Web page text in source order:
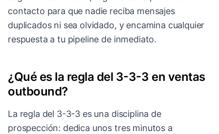
contacto para que nadie reciba mensajes
duplicados ni sea olvidado, y encamina cualquier
respuesta a tu pipeline de inmediato.
¿Qué es la regla del 3-3-3 en ventas
outbound?
La regla del 3-3-3 es una disciplina de
prospección: dedica unos tres minutos a